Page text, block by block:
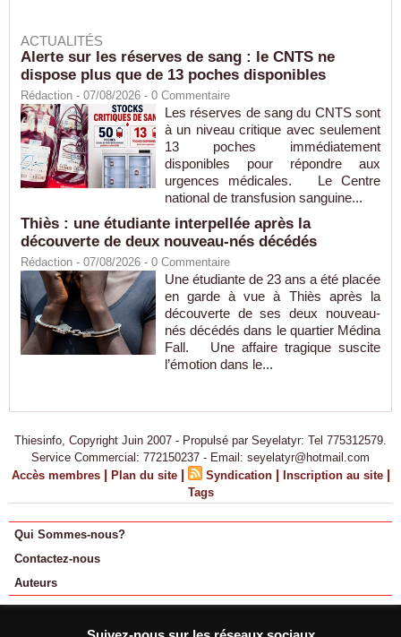
ACTUALITÉS
Alerte sur les réserves de sang : le CNTS ne
dispose plus que de 13 poches disponibles
Rédaction - 07/08/2026 - 0 Commentaire
Les réserves de sang du CNTS sont
à un niveau critique avec seulement
13 poches immédiatement
disponibles pour répondre aux
urgences médicales. Le Centre
national de transfusion sanguine...
Thiès : une étudiante interpellée après la
découverte de deux nouveau-nés décédés
Rédaction - 07/08/2026 - 0 Commentaire
Une étudiante de 23 ans a été placée
en garde à vue à Thiès après la
découverte de ses deux nouveau-
nés décédés dans le quartier Médina
Fall. Une affaire tragique suscite
l’émotion dans le...
Thiesinfo, Copyright Juin 2007 - Propulsé par Seyelatyr: Tel 775312579.
Service Commercial: 772150237 - Email: seyelatyr@hotmail.com
Accès membres | Plan du site | Syndication | Inscription au site |
Tags
Qui Sommes-nous?
Contactez-nous
Auteurs